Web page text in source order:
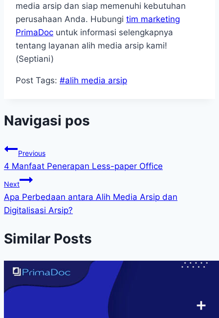
media arsip dan siap memenuhi kebutuhan
perusahaan Anda. Hubungi tim marketing
PrimaDoc untuk informasi selengkapnya
tentang layanan alih media arsip kami!
(Septiani)
Post Tags: #alih media arsip
Navigasi pos
Previous
4 Manfaat Penerapan Less-paper Office
Next
Apa Perbedaan antara Alih Media Arsip dan
Digitalisasi Arsip?
Similar Posts